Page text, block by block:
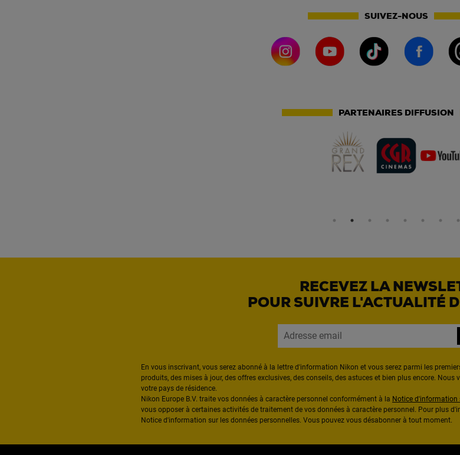
SUIVEZ-NOUS
PARTENAIRES DIFFUSION
RECEVEZ LA
POUR SUIVRE L'ACTUALITÉ
En vous inscrivant, vous serez abonné à la lettre d'information Nikon et vous serez parmi les
produits, des mises à jour, des offres exclusives, des conseils, des astuces et bien plus encore.
votre pays de résidence.
Nikon Europe B.V. traite vos données à caractère personnel conformément à la Notice d'information
vous opposer à certaines activités de traitement de vos données à caractère personnel. Pour plus
Notice d'information sur les données personnelles. Vous pouvez vous désabonner à tout moment.